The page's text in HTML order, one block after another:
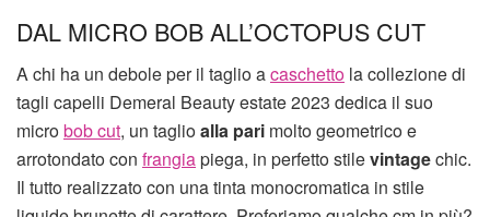
DAL MICRO BOB ALL’OCTOPUS CUT
A chi ha un debole per il taglio acaschetto la collezione di
tagli capelli Demeral Beauty estate 2023 dedica il suo
microbob cut, un taglioalla pari molto geometrico e
arrotondato con frangiapiega, in perfetto stilevintagechic.
Il tutto realizzato con una tinta monocromatica in stile